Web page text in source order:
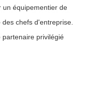
un équipementier de
chefs d'entreprise.
partenaire privilégié